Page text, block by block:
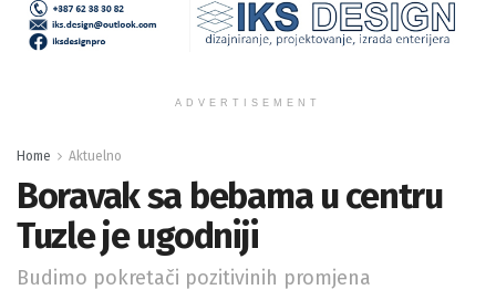
ADVERTISEMENT
Home Aktuelno
Boravak sa bebama u centru
Tuzle je ugodniji
Budimo pokretači pozitivinih promjena